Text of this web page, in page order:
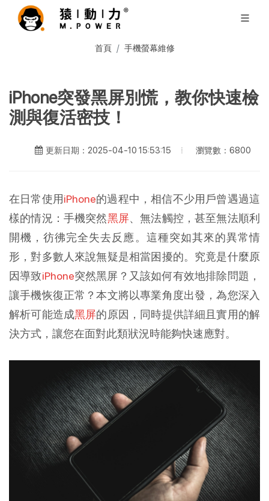
首頁 手機螢幕維修
iPhone突發黑屏別慌，教你快速檢
測與復活密技！
更新日期：2025-04-10 15:53:15 瀏覽數：6800
在日常使用iPhone的過程中，相信不少用戶曾遇過這
樣的情況：手機突然黑屏、無法觸控，甚至無法順利
開機，彷彿完全失去反應。這種突如其來的異常情
形，對多數人來說無疑是相當困擾的。究竟是什麼原
因導致iPhone突然黑屏？又該如何有效地排除問題，
讓手機恢復正常？本文將以專業角度出發，為您深入
解析可能造成黑屏的原因，同時提供詳細且實用的解
決方式，讓您在面對此類狀況時能夠快速應對。